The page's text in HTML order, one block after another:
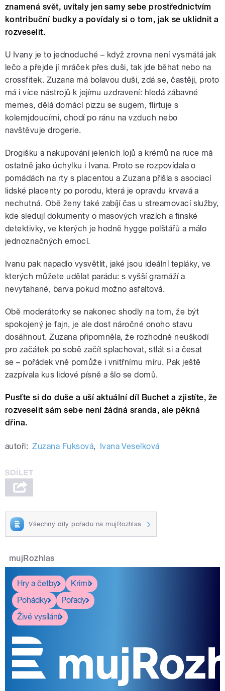
znamená svět, uvítaly jen samy sebe prostřednictvím
kontribuční budky a povídaly si o tom, jak se uklidnit a
rozveselit.
U Ivany je to jednoduché – když zrovna není vysmátá jak
lečo a přejde jí mráček přes duši, tak jde běhat nebo na
crossfitek. Zuzana má bolavou duši, zdá se, častěji, proto
má i více nástrojů k jejímu uzdravení: hledá zábavné
memes, dělá domácí pizzu se sugem, flirtuje s
kolemjdoucími, chodí po ránu na vzduch nebo
navštěvuje drogerie.
Drogišku a nakupování jeleních lojů a krémů na ruce má
ostatně jako úchylku i Ivana. Proto se rozpovídala o
pomádách na rty s placentou a Zuzana přišla s asociací
lidské placenty po porodu, která je opravdu krvavá a
nechutná. Obě ženy také zabíjí čas u streamovací služby,
kde sledují dokumenty o masových vrazích a finské
detektivky, ve kterých je hodně hygge polštářů a málo
jednoznačných emocí.
Ivanu pak napadlo vysvětlit, jaké jsou ideální tepláky, ve
kterých můžete udělat parádu: s vyšší gramáží a
nevytahané, barva pokud možno asfaltová.
Obě moderátorky se nakonec shodly na tom, že být
spokojený je fajn, je ale dost náročné onoho stavu
dosáhnout. Zuzana připomněla, že rozhodně neuškodí
pro začátek po sobě začít splachovat, stlát si a česat
se– pořádek vně pomůže i vnitřnímu míru. Pak ještě
zazpívala kus lidové písně a šlo se domů.
Pusťte si do duše a uší aktuální díl Buchet a zjistíte, že
rozveselit sám sebe není žádná sranda, ale pěkná
dřina.
autoři: Zuzana Fuksová, Ivana Veselková
Všechny díly pořadu na mujRozhlas
mujRozhlas
Hry a četby
Krimi
Pohádky
Pořady
Živé vysílání